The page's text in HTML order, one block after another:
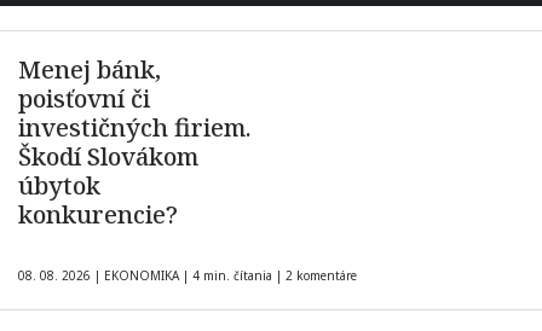
Menej bánk,
poisťovní či
investičných firiem.
Škodí Slovákom
úbytok
konkurencie?
08. 08. 2026 | EKONOMIKA | 4 min. čítania | 2 komentáre